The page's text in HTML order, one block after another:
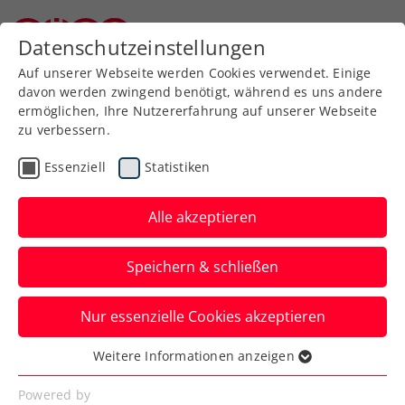
Zurück zur Newsübersicht
Davis Cup
Rekordverdächtige
Medienwerte für KURIER
Austria Davis Cup Team
Die zweite Qualifikationsrunde in Ungarn
bringt 31 Millionen Kontaktchancen, 2,1
Millionen Euro Medienwert.
Verfasst von: Manuel Wachta, 14.10.2025
Datenschutzeinstellungen
Auf unserer Webseite werden Cookies verwendet. Einige
davon werden zwingend benötigt, während es uns andere
ermöglichen, Ihre Nutzererfahrung auf unserer Webseite
zu verbessern.
Essenziell Statistiken
Alle akzeptieren
Speichern & schließen
Nur essenzielle Cookies akzeptieren
Essenziell
Essenzielle Cookies werden für grundlegende
Weitere Informationen anzeigen
Powered by